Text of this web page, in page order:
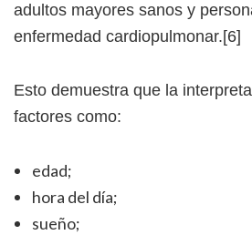
adultos mayores sanos y
enfermedad cardiopulmonar.[6]
Esto demuestra que la
factores como:
edad;
hora del día;
sueño;